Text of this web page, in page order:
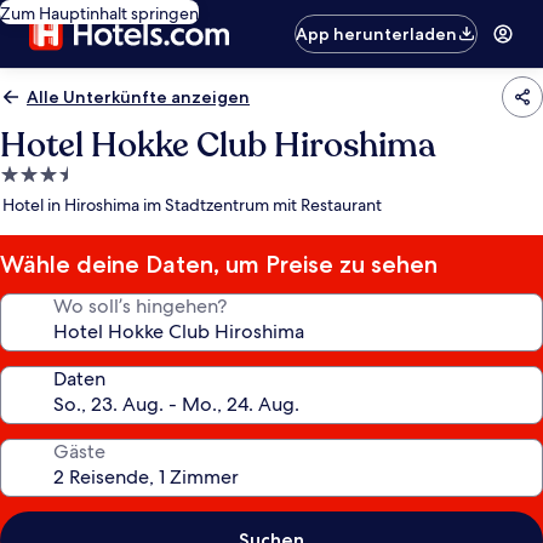
Zum Hauptinhalt springen
App herunterladen
Alle Unterkünfte anzeigen
Hotel Hokke Club Hiroshima
3.5-
Sterne-
Hotel in Hiroshima im Stadtzentrum mit Restaurant
Wähle deine Daten, um Preise zu sehen
Wo soll’s hingehen?
Daten
Gäste